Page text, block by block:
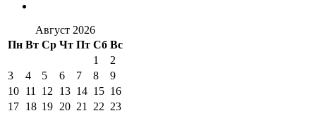
Август 2026
Пн Вт Ср Чт Пт Сб Вс
1
2
3
4 5 6 7 8
9
10 11 12 13 14 15 16
17 18 19 20 21 22 23